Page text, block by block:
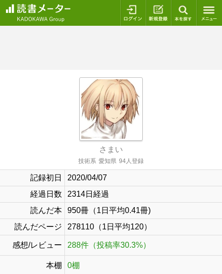
ログイン 新規登録
さまい
技術系 愛知県 94人登録
記録初日
2020/04/07
経過日数
2314日経過
読んだ本
950冊（1日平均0.41冊)
読んだページ
278110（1日平均120）
感想/レビュー 288件（投稿率30.3%）
本棚 0棚